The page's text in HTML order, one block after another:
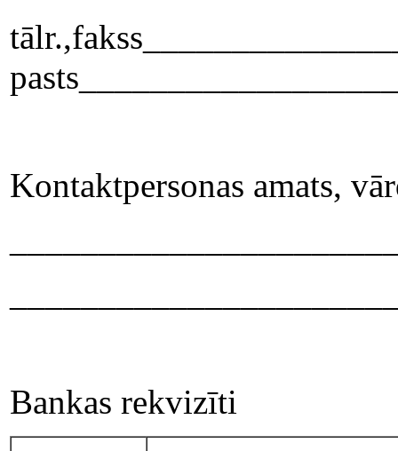
Kontaktpersonas amats,
Bankas rekvizīti